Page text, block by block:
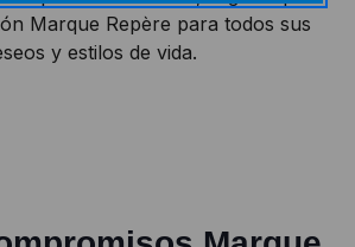
Marque Repère para todos sus
y estilos de vida.